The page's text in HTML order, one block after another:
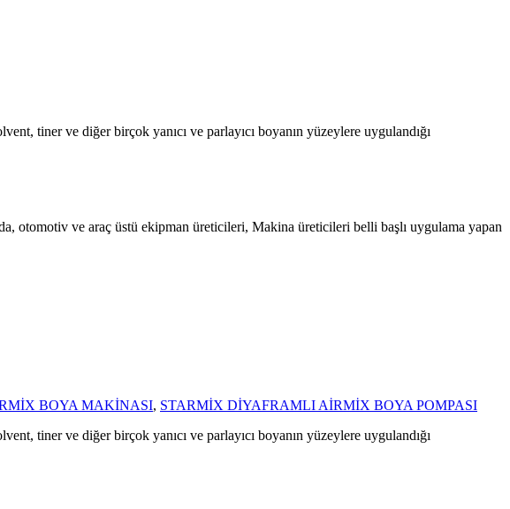
tiner ve diğer birçok yanıcı ve parlayıcı boyanın yüzeylere uygulandığı
otomotiv ve araç üstü ekipman üreticileri, Makina üreticileri belli başlı uygulama yapan
BOYA MAKİNASI, STARMİX DİYAFRAMLI AİRMİX BOYA POMPASI
tiner ve diğer birçok yanıcı ve parlayıcı boyanın yüzeylere uygulandığı